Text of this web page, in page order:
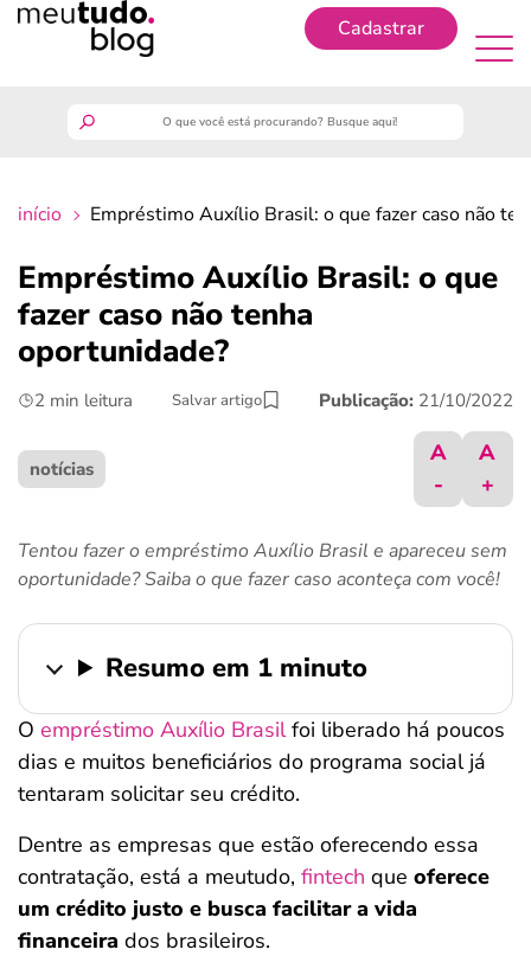
Cadastrar
finanças
benefícios
últimas notícias
ferramentas
início Empréstimo Auxílio Brasil: o que fazer caso não
Empréstimo Auxílio Brasil: o que
fazer caso não tenha
oportunidade?
2 min leitura Salvar artigo Publicação: 21/10/2022
notícias
A
-
A
+
Tentou fazer o empréstimo Auxílio Brasil e apareceu sem
oportunidade? Saiba o que fazer caso aconteça com você!
Resumo em 1 minuto
O empréstimo Auxílio Brasilfoi liberado há poucos
dias e muitos beneficiários do programa social já
tentaram solicitar seu crédito.
Dentre as empresas que estão oferecendo essa
contratação, está a meutudo, fintech que oferece
um crédito justo e busca facilitar a vida
financeira dos brasileiros.